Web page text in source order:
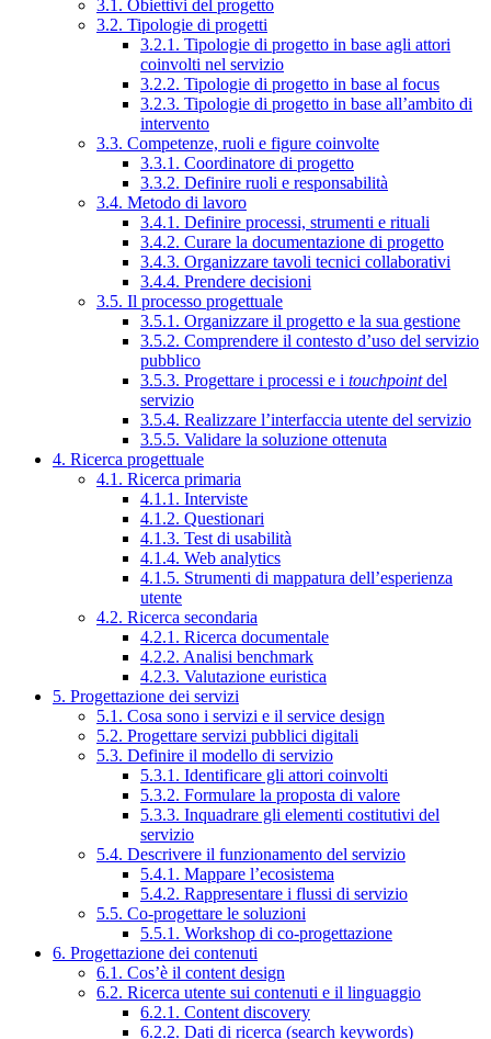
3.1. Obiettivi del progetto
3.2. Tipologie di progetti
3.2.1. Tipologie di progetto in base agli attori
coinvolti nel servizio
3.2.2. Tipologie di progetto in base al focus
3.2.3. Tipologie di progetto in base all’ambito di
intervento
3.3. Competenze, ruoli e figure coinvolte
3.3.1. Coordinatore di progetto
3.3.2. Definire ruoli e responsabilità
3.4. Metodo di lavoro
3.4.1. Definire processi, strumenti e rituali
3.4.2. Curare la documentazione di progetto
3.4.3. Organizzare tavoli tecnici collaborativi
3.4.4. Prendere decisioni
3.5. Il processo progettuale
3.5.1. Organizzare il progetto e la sua gestione
3.5.2. Comprendere il contesto d’uso del servizio
pubblico
3.5.3. Progettare i processi e i touchpointdel
servizio
3.5.4. Realizzare l’interfaccia utente del servizio
3.5.5. Validare la soluzione ottenuta
4. Ricerca progettuale
4.1. Ricerca primaria
4.1.1. Interviste
4.1.2. Questionari
4.1.3. Test di usabilità
4.1.4. Web analytics
4.1.5. Strumenti di mappatura dell’esperienza
utente
4.2. Ricerca secondaria
4.2.1. Ricerca documentale
4.2.2. Analisi benchmark
4.2.3. Valutazione euristica
5. Progettazione dei servizi
5.1. Cosa sono i servizi e il service design
5.2. Progettare servizi pubblici digitali
5.3. Definire il modello di servizio
5.3.1. Identificare gli attori coinvolti
5.3.2. Formulare la proposta di valore
5.3.3. Inquadrare gli elementi costitutivi del
servizio
5.4. Descrivere il funzionamento del servizio
5.4.1. Mappare l’ecosistema
5.4.2. Rappresentare i flussi di servizio
5.5. Co-progettare le soluzioni
5.5.1. Workshop di co-progettazione
6. Progettazione dei contenuti
6.1. Cos’è il content design
6.2. Ricerca utente sui contenuti e il linguaggio
6.2.1. Content discovery
6.2.2. Dati di ricerca (search keywords)